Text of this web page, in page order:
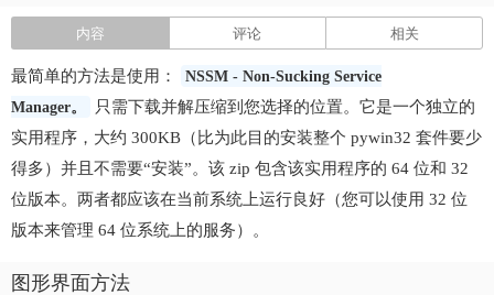
内容 评论 相关
最简单的方法是使用：
NSSM - Non-Sucking Service
Manager。
只需下载并解压缩到您选择的位置。它是一个独立的
实用程序，大约 300KB（比为此目的安装整个 pywin32 套件要少
得多）并且不需要“安装”。该 zip 包含该实用程序的 64 位和 32
位版本。两者都应该在当前系统上运行良好（您可以使用 32 位
版本来管理 64 位系统上的服务）。
图形界面方法